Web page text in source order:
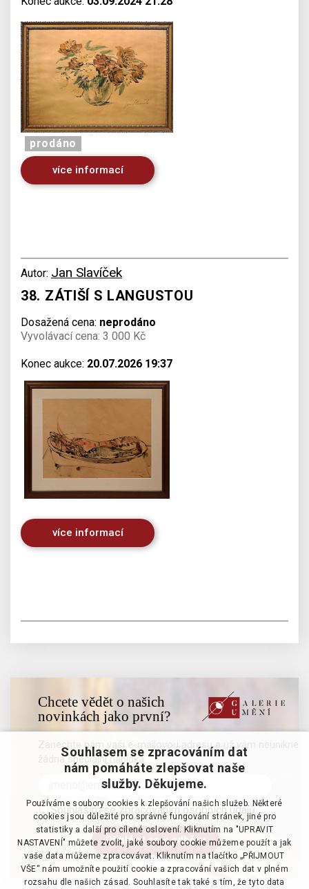
prodáno
více informací
Autor: Jan Slavíček
38. ZÁTIŠÍ S LANGUSTOU
Dosažená cena: neprodáno
Vyvolávací cena: 3 000 Kč
Konec aukce: 20.07.2026 19:37
více informací
Chcete vědět o našich
novinkách jako první?
Zanechte nám vaši e-mailovou adresu a už vám neunikne
žádná speciální nabídka
Souhlasím se zpracováním osobních údajů
Souhlasem se zpracováním dat
nám pomáháte zlepšovat naše
služby. Děkujeme.
Používáme soubory cookies k zlepšování našich služeb. Některé
cookies jsou důležité pro správné fungování stránek, jiné pro
statistiky a další pro cílené oslovení. Kliknutím na "UPRAVIT
NASTAVENÍ" můžete zvolit, jaké soubory cookie můžeme použít a jak
vaše data můžeme zpracovávat. Kliknutím na tlačítko „PŘIJMOUT
VŠE“ nám umožníte použití cookie a zpracování vašich dat v plném
rozsahu dle našich zásad. Souhlasíte tak také s tím, že tyto data